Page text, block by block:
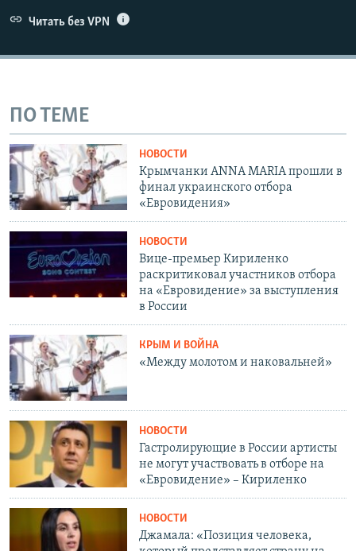
Читать без VPN
ПО ТЕМЕ
НОВОСТИ
Крымчанки ANNA MARIA прошли в
финал украинского отбора
«Евровидения»
НОВОСТИ
Вице-премьер Кириленко
раскритиковал участников отбора
на «Евровидение» за выступления
в России
КРЫМ И ВОЙНА
«Между молотом и наковальней»
НОВОСТИ
Гастролирующие в России артисты
не могут участвовать в отборе на
«Евровидение» – Кириленко
НОВОСТИ
Джамала: «Позиция человека,